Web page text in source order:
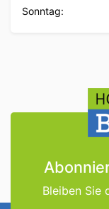
Sonntag:
Bleiben Sie